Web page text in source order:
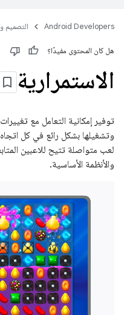
Android Developers التصميم
هل كان المحتوى مفيدًا؟
الاستمرارية
توفير إمكانية التعامل مع
وتشغيلها بشكل رائع في كل
لعب متواصلة تتيح للاعبين
والأنظمة الأساسية.